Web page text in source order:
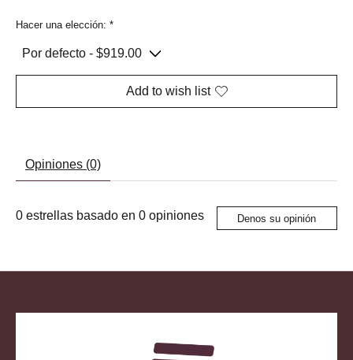
Hacer una elección: *
Add to wish list
Opiniones (0)
0 estrellas basado en 0 opiniones Denos su opinión